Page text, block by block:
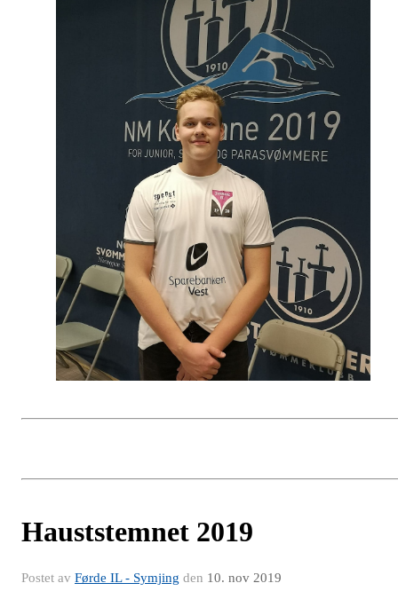
Hauststemnet 2019
Postet av Førde IL - Symjing den 10. nov 2019